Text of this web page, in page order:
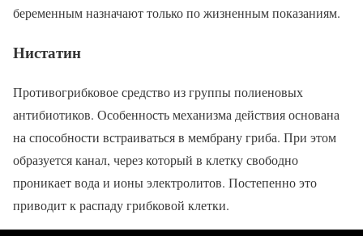
беременным назначают только по жизненным показаниям.
Нистатин
Противогрибковое средство из группы полиеновых
антибиотиков. Особенность механизма действия основана
на способности встраиваться в мембрану гриба. При этом
образуется канал, через который в клетку свободно
проникает вода и ионы электролитов. Постепенно это
приводит к распаду грибковой клетки.